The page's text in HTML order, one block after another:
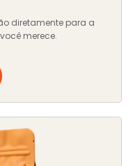
diretamente para a
merece.